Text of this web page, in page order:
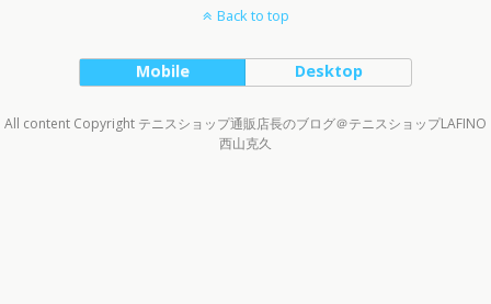
Back to top
Mobile Desktop
All content Copyright テニスショップ通販店長のブログ＠テニスショップLAFINO
西山克久